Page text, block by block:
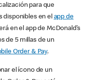
para que
disponibles en el app de
en el app de McDonald’s
de 5 millas de un
Order & Pay.
el ícono de un